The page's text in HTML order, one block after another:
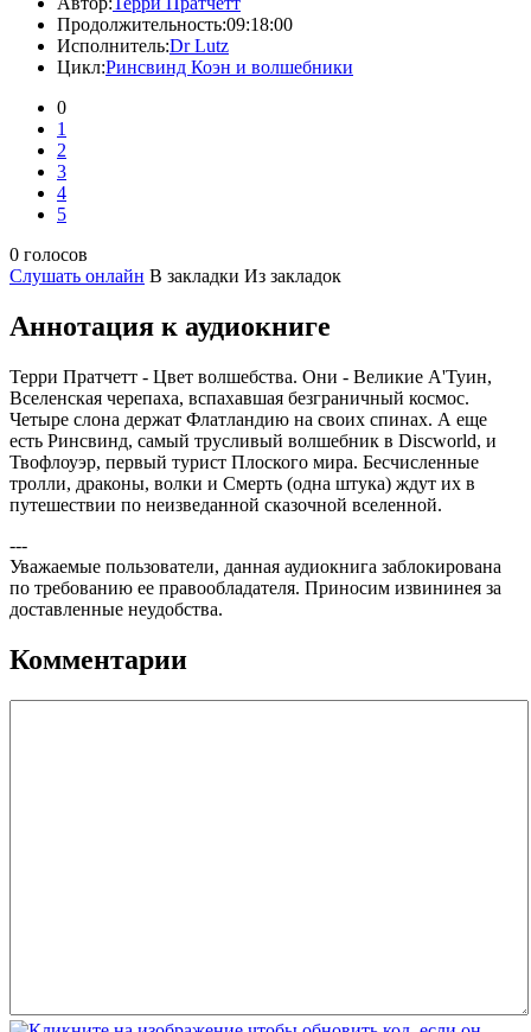
Продолжительность:09:18:00
Исполнитель:Dr Lutz
Цикл:Ринсвинд Коэн и волшебники
0
1
2
3
4
5
0 голосов
Слушать онлайн В закладки Из закладок
Аннотация к аудиокниге
Терри Пратчетт - Цвет волшебства. Они - Великие А'Туин,
Вселенская черепаха, вспахавшая безграничный космос.
Четыре слона держат Флатландию на своих спинах. А еще
есть Ринсвинд, самый трусливый волшебник в Discworld, и
Твофлоуэр, первый турист Плоского мира. Бесчисленные
тролли, драконы, волки и Смерть (одна штука) ждут их в
путешествии по неизведанной сказочной вселенной.
---
Уважаемые пользователи, данная аудиокнига заблокирована
по требованию ее правообладателя. Приносим извининея за
доставленные неудобства.
Комментарии